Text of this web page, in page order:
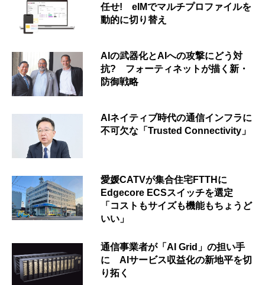
任せ! eIMでマルチプロファイルを
動的に切り替え
AIの武器化とAIへの攻撃にどう対
抗? フォーティネットが描く新・
防御戦略
AIネイティブ時代の通信インフラに
不可欠な「Trusted Connectivity」
愛媛CATVが集合住宅FTTHに
Edgecore ECSスイッチを選定
「コストもサイズも機能もちょうど
いい」
通信事業者が「AI Grid」の担い手
に AIサービス収益化の新地平を切
り拓く